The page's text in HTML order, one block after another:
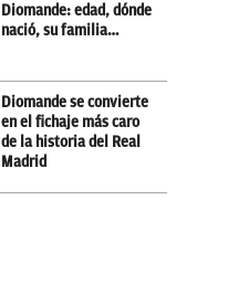
Diomande: edad, dónde
nació, su familia…
Diomande se convierte
en el fichaje más caro
de la historia del Real
Madrid